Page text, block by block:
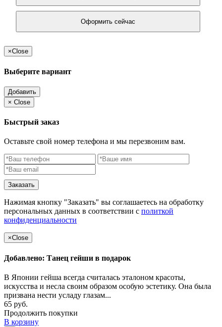
Оформить сейчас
×Close
Выберите вариант
Добавить
× Close
Быстрый заказ
Оставьте свой номер телефона и мы перезвоним вам.
Заказать
Нажимая кнопку "Заказать" вы соглашаетесь на обработку
персональных данных в соответствии с политкой
конфиденциальности
×Close
Добавлено: Танец гейши в подарок
В Японии гейша всегда считалась эталоном красоты,
искусства и несла своим образом особую эстетику. Она была
призвана нести усладу глазам...
65 руб.
Продолжить покупки
В корзину